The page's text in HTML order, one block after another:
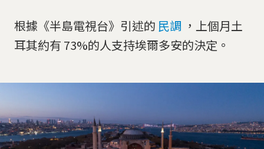
根據《半島電視台》引述的 民調 ，上個月土
耳其約有 73%的人支持埃爾多安的決定。